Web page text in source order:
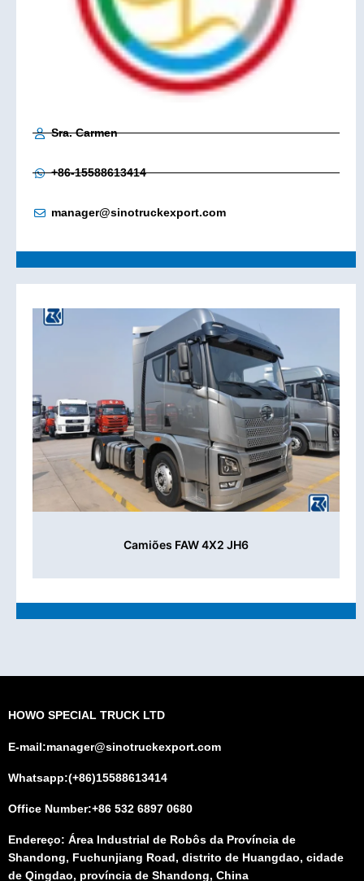
Sra. Carmen
+86-15588613414
manager@sinotruckexport.com
Camiões FAW 4X2 JH6
HOWO SPECIAL TRUCK LTD
E-mail:manager@sinotruckexport.com
Whatsapp:(+86)15588613414
Office Number:+86 532 6897 0680
Endereço: Área Industrial de Robôs da Província de
Shandong, Fuchunjiang Road, distrito de Huangdao, cidade
de Qingdao, província de Shandong, China